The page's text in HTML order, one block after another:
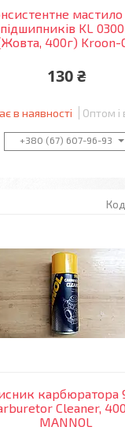
підшипників KL
400г) Kroon-
130 ₴
в наявності Оптом і
+380 (67) 607-96-93
карбюратора
Cleaner,
MANNOL